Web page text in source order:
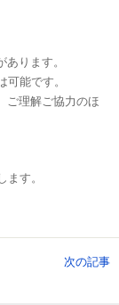
ります。
能です。
ご理解ご協力のほ
す。
次の記事